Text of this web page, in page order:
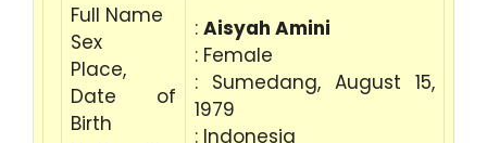
Full Name
Sex
Place,
Date of
Birth
: Aisyah Amini
: Female
: Sumedang, August 15,
1979
: Indonesia